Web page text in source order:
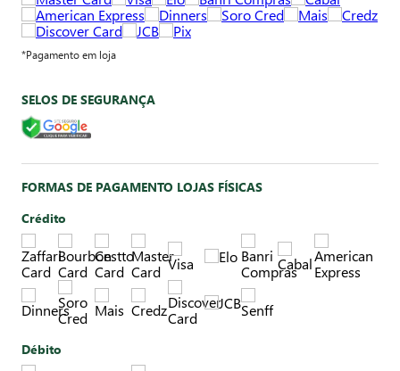
*Pagamento em loja
SELOS DE SEGURANÇA
FORMAS DE PAGAMENTO LOJAS FÍSICAS
Crédito
Débito